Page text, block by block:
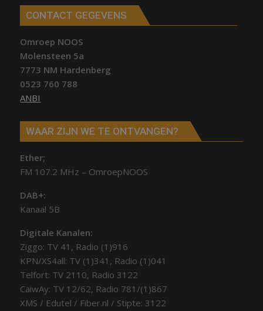
CONTACT GEGEVENS
Omroep NOOS
Molensteen 5a
7773 NM Hardenberg
0523 760 788
ANBI
WAAR ZIJN WE TE ONTVANGEN?
Ether;
FM 107.2 MHz – OmroepNOOS
DAB+:
Kanaal 5B
Digitale Kanalen:
Ziggo: TV 41, Radio (1)916
KPN/XS4all: TV (1)341, Radio (1)041
Telfort: TV 2110, Radio 3122
CaiwAy: TV 12/62, Radio 781/(1)867
XMS / Edutel / Fiber.nl / Stipte: 3122